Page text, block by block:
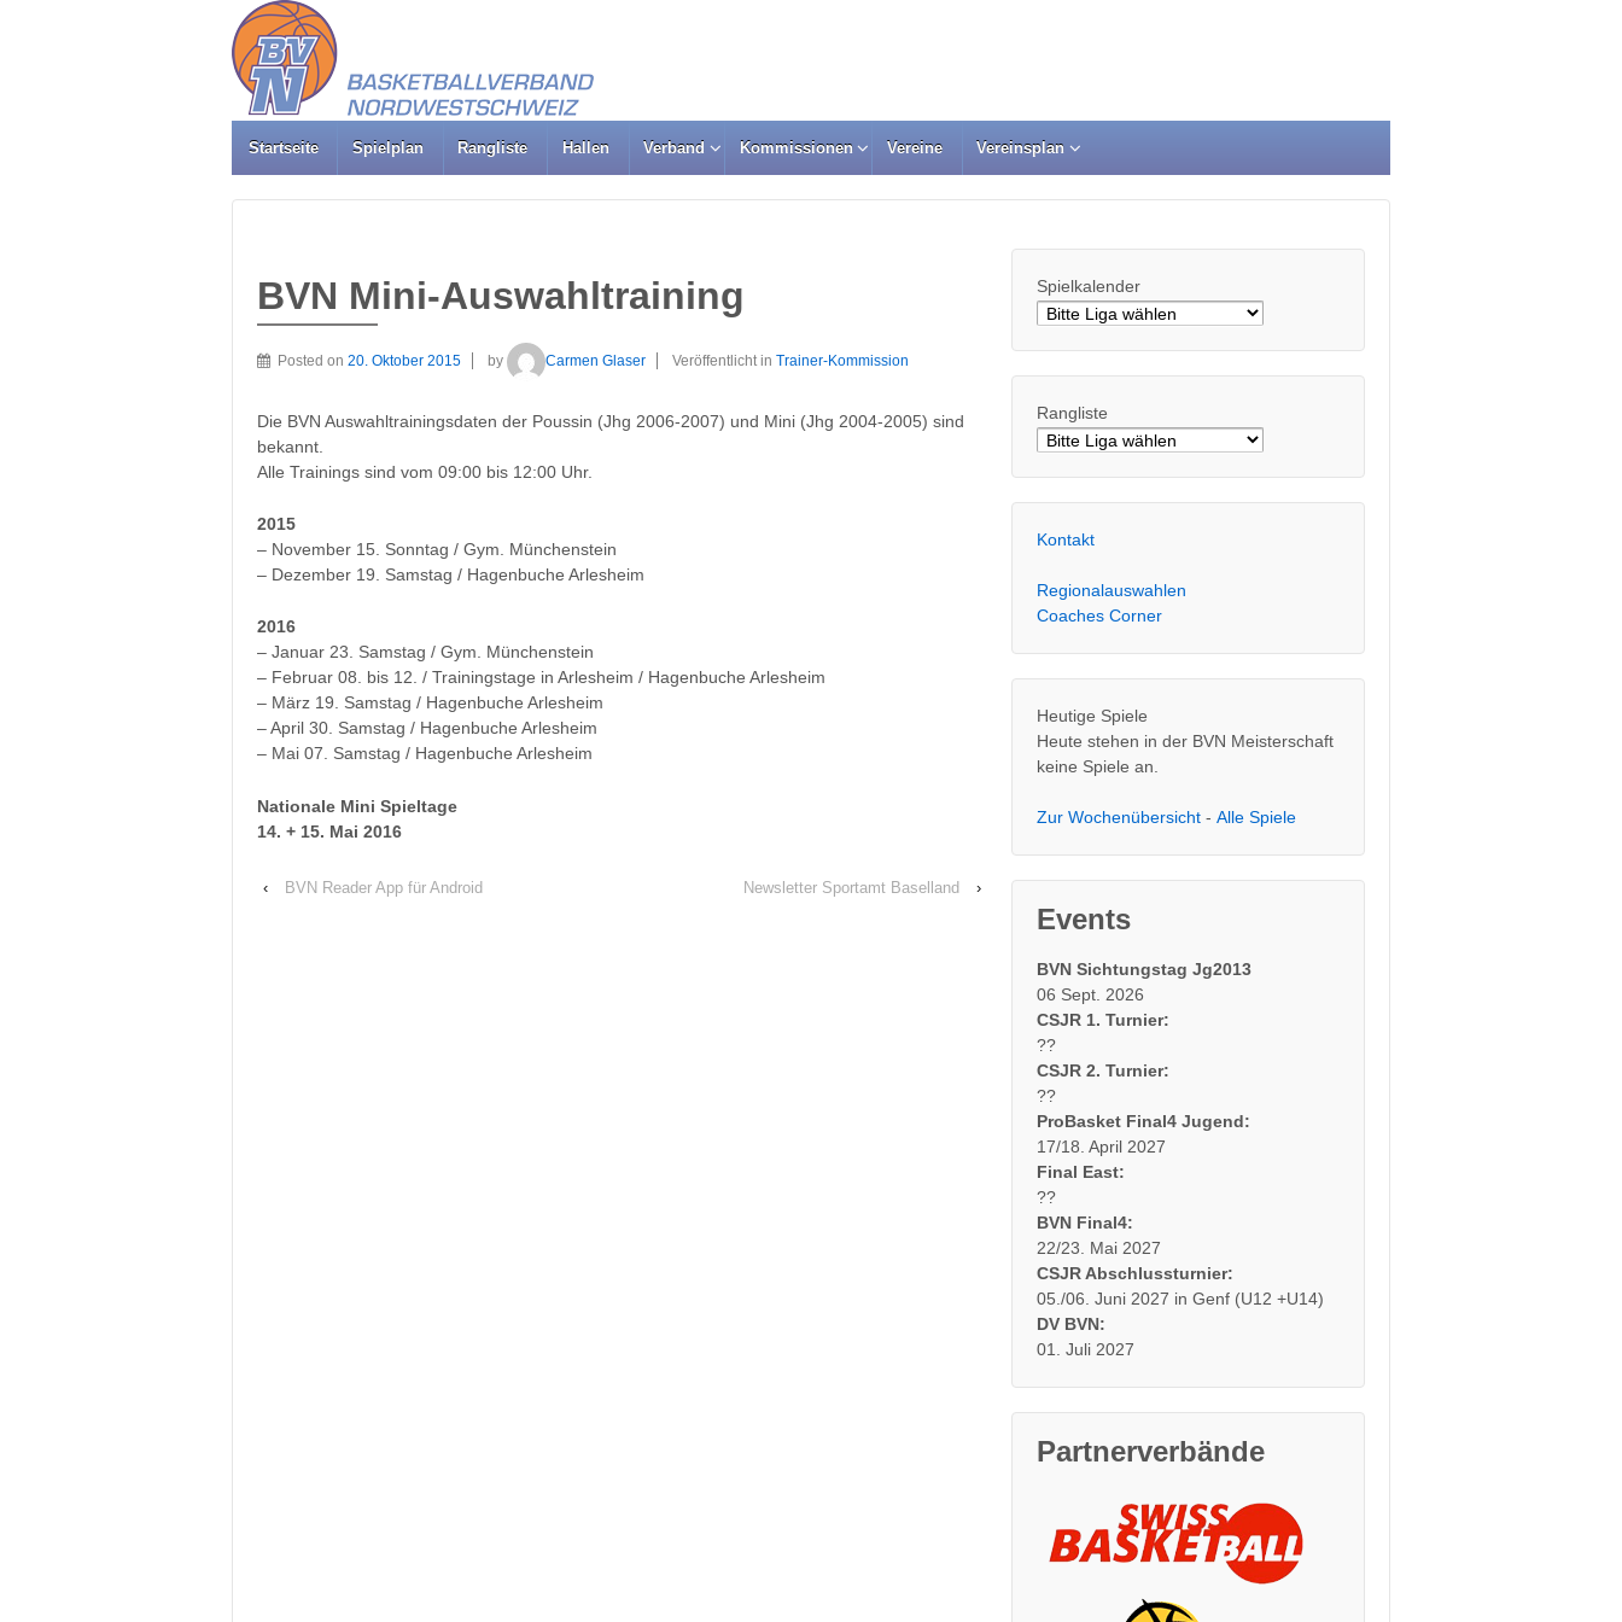
Startseite Spielplan Rangliste Hallen Verband Kommissionen Vereine Vereinsplan
BVN Mini-Auswahltraining
Posted on 20. Oktober 2015 by Carmen Glaser Veröffentlicht in Trainer-Kommission
Die BVN Auswahltrainingsdaten der Poussin (Jhg 2006-2007) und Mini (Jhg 2004-2005) sind
bekannt.
Alle Trainings sind vom 09:00 bis 12:00 Uhr.
2015
– November 15. Sonntag / Gym. Münchenstein
– Dezember 19. Samstag / Hagenbuche Arlesheim
2016
– Januar 23. Samstag / Gym. Münchenstein
– Februar 08. bis 12. / Trainingstage in Arlesheim / Hagenbuche Arlesheim
– März 19. Samstag / Hagenbuche Arlesheim
– April 30. Samstag / Hagenbuche Arlesheim
– Mai 07. Samstag / Hagenbuche Arlesheim
Nationale Mini Spieltage
14. + 15. Mai 2016
‹ BVN Reader App für Android Newsletter Sportamt Baselland ›
Spielkalender
Rangliste
Kontakt
Regionalauswahlen
Coaches Corner
Heutige Spiele
Heute stehen in der BVN Meisterschaft
keine Spiele an.
Zur Wochenübersicht -Alle Spiele
Events
BVN Sichtungstag Jg2013
06 Sept. 2026
CSJR 1. Turnier:
??
CSJR 2. Turnier:
??
ProBasket Final4 Jugend:
17/18. April 2027
Final East:
??
BVN Final4:
22/23. Mai 2027
CSJR Abschlussturnier:
05./06. Juni 2027 in Genf (U12 +U14)
DV BVN:
01. Juli 2027
Partnerverbände